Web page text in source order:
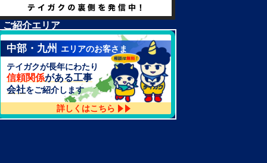
ご紹介エリア
中部・九州
エリアのお客さま
テイガクが長年にわたり
信頼関係がある工事
会社をご紹介します
詳しくはこちら